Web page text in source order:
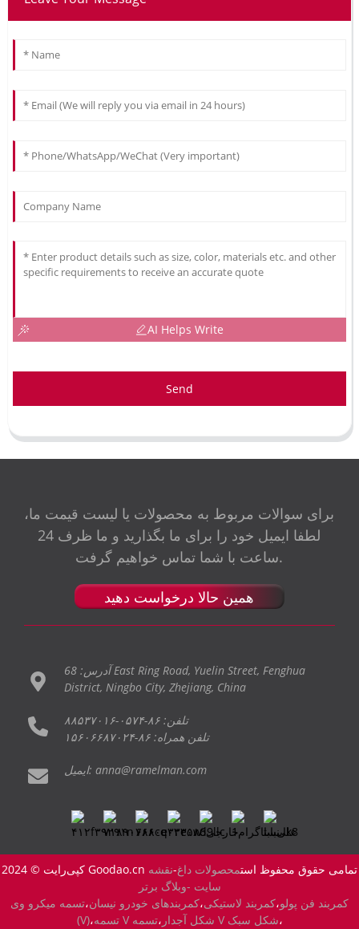
AI Helps Write
Send
برای سوالات مربوط به محصولات یا لیست قیمت ما،
لطفا ایمیل خود را برای ما بگذارید و ما ظرف 24
ساعت با شما تماس خواهیم گرفت.
همین حالا درخواست دهید
آدرس: 68 East Ring Road, Yuelin Street, Fenghua
District, Ningbo City, Zhejiang, China
تلفن: ۸۶-۰۵۷۴-۸۸۵۳۷۰۱۶
تلفن همراه: ۸۶-۱۵۶۰۶۶۸۷۰۲۴
ایمیل: anna@ramelman.com
کپی‌رایت © 2024 Goodao.cn تمامی حقوق محفوظ استمحصولات داغ-نقشه
سایت -وبلاگ برتر
کمربند فن پولو،کمربند لاستیکی،کمربندهای خودرو نیسان،تسمه میکرو وی
(V)، تسمه V شکل آجدار ، تسمه V شکل سبک،